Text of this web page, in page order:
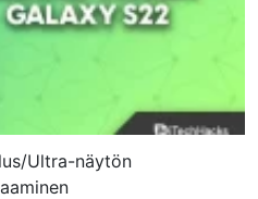
Ultra-näytön